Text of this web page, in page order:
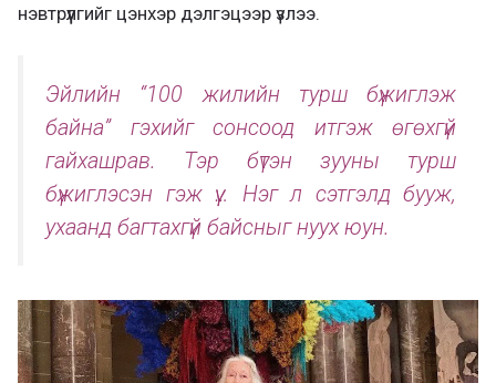
нэвтрүүлгийг цэнхэр дэлгэцээр үзлээ.
Эйлийн “100 жилийн турш бүжиглэж
байна” гэхийг сонсоод итгэж өгөхгүй
гайхашрав. Тэр бүтэн зууны турш
бүжиглэсэн гэж үү… Нэг л сэтгэлд бууж,
ухаанд багтахгүй байсныг нуух юун.